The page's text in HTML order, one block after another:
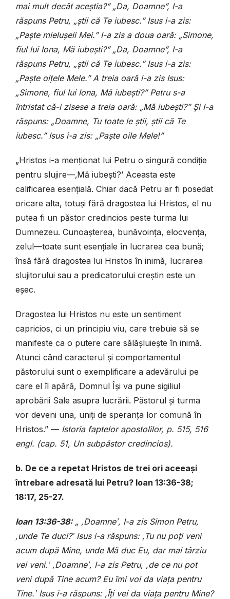
mai mult decât aceștia?” „Da, Doamne”, I-a
răspuns Petru, „știi că Te iubesc.” Isus i-a zis:
„Paște mielușeii Mei.” I-a zis a doua oară: „Simone,
fiul lui Iona, Mă iubești?” „Da, Doamne”, I-a
răspuns Petru, „știi că Te iubesc.” Isus i-a zis:
„Paște oițele Mele.” A treia oară i-a zis Isus:
„Simone, fiul lui Iona, Mă iubești?” Petru s-a
întristat că-i zisese a treia oară: „Mă iubești?” Și I-a
răspuns: „Doamne, Tu toate le știi, știi că Te
iubesc.” Isus i-a zis: „Paște oile Mele!”
„Hristos i-a menționat lui Petru o singură condiție
pentru slujire—‚Mă iubești?’ Aceasta este
calificarea esențială. Chiar dacă Petru ar fi posedat
oricare alta, totuși fără dragostea lui Hristos, el nu
putea fi un păstor credincios peste turma lui
Dumnezeu. Cunoașterea, bunăvoința, elocvența,
zelul—toate sunt esențiale în lucrarea cea bună;
însă fără dragostea lui Hristos în inimă, lucrarea
slujitorului sau a predicatorului creștin este un
eșec.
Dragostea lui Hristos nu este un sentiment
capricios, ci un principiu viu, care trebuie să se
manifeste ca o putere care sălășluiește în inimă.
Atunci când caracterul și comportamentul
păstorului sunt o exemplificare a adevărului pe
care el îl apără, Domnul Își va pune sigiliul
aprobării Sale asupra lucrării. Păstorul și turma
vor deveni una, uniți de speranța lor comună în
Hristos.” — Istoria faptelor apostolilor, p. 515, 516
engl. (cap. 51, Un subpăstor credincios).
b. De ce a repetat Hristos de trei ori aceeași
întrebare adresată lui Petru? Ioan 13:36-38;
18:17, 25-27.
Ioan 13:36-38:„ ,Doamne ̓, I-a zis Simon Petru,
,unde Te duci? ̓ Isus i-a răspuns: ,Tu nu poți veni
acum după Mine, unde Mă duc Eu, dar mai târziu
vei veni. ̓ ,Doamne ̓, I-a zis Petru, ,de ce nu pot
veni după Tine acum? Eu îmi voi da viața pentru
Tine. ̓ Isus i-a răspuns: ,Îți vei da viața pentru Mine?